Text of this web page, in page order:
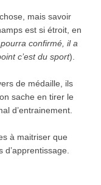
mais savoir
est si étroit, en
confirmé, il a
c’est du sport).
de médaille, ils
sache en tirer le
d’entrainement.
à maitriser que
d’apprentissage.